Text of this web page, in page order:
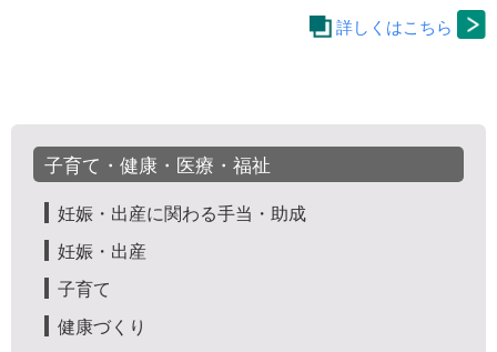
子育て・健康・医療・福祉
妊娠・出産に関わる手当・助成
妊娠・出産
子育て
健康づくり
詳しくはこちら